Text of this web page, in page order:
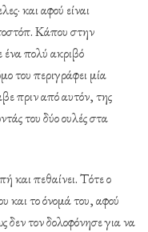
και αφού είναι
Κάπου στην
ένα πολύ ακριβό
του περιγράφει μία
πριν από αυτόν, της
του δύο ουλές στα
και πεθαίνει. Τότε ο
και το όνομά του, αφού
δεν τον δολοφόνησε για να